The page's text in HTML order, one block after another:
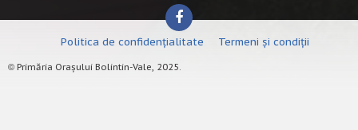
Politica de confidențialitate Termeni și condiții
© Primăria Orașului Bolintin-Vale, 2025.